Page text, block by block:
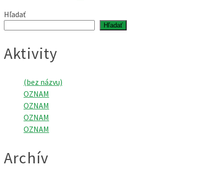
Hľadať
Hľadať
Aktivity
(bez názvu)
OZNAM
OZNAM
OZNAM
OZNAM
Archív